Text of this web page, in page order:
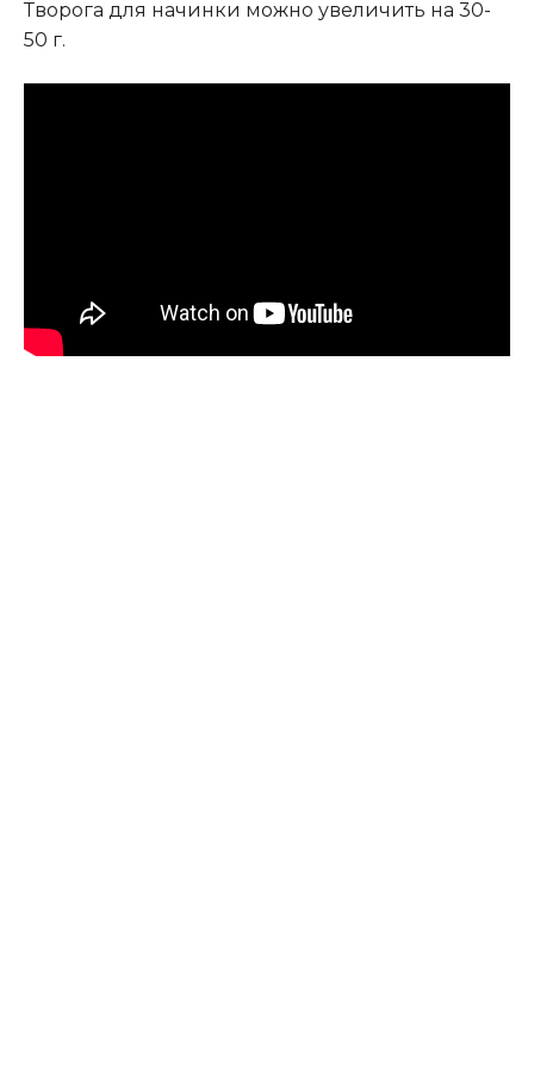
Творога для начинки можно увеличить на 30-
50 г.